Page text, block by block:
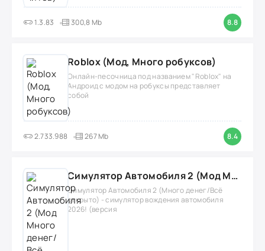
1.3.83 300,8 Mb 8.8
Roblox (Мод, Много робуксов)
Онлайн-песочница под названием "Roblox" на
Андроид с модом на робуксы представляет
собой
2.733.988 267 Mb 8.4
Симулятор Автомобиля 2 (Мод Много денег/Всё открыто)
Симулятор Автомобиля 2 (Много денег/Всё
открыто) - симулятор вождения автомобиля
2026! (версия